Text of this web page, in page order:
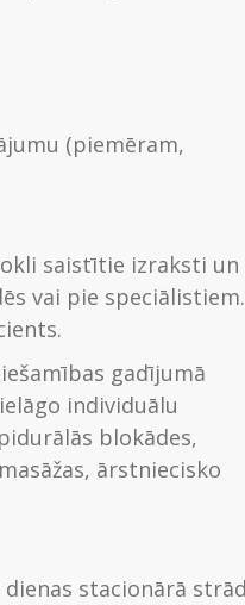
(piemēram,
saistītie izraksti un
vai pie speciālistiem.
gadījumā
individuālu
blokādes,
ārstniecisko
dienas stacionārā